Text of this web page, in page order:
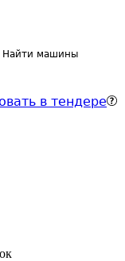
Найти машины
в тендере